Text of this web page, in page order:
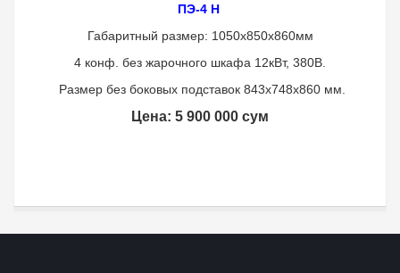
ПЭ-4 Н
Габаритный размер: 1050x850x860мм
4 конф. без жарочного шкафа 12кВт, 380В.
Размер без боковых подставок 843х748х860 мм.
Цена: 5 900 000 сум